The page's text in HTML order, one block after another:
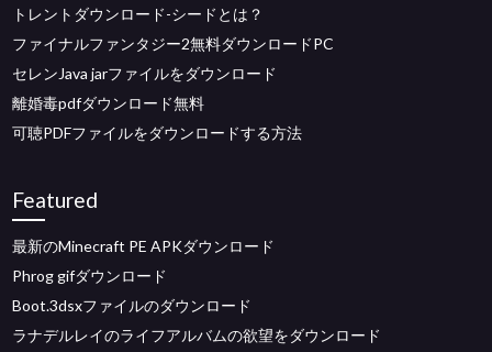
トレントダウンロード-シードとは？
ファイナルファンタジー2無料ダウンロードPC
セレンJava jarファイルをダウンロード
離婚毒pdfダウンロード無料
可聴PDFファイルをダウンロードする方法
Featured
最新のMinecraft PE APKダウンロード
Phrog gifダウンロード
Boot.3dsxファイルのダウンロード
ラナデルレイのライフアルバムの欲望をダウンロード